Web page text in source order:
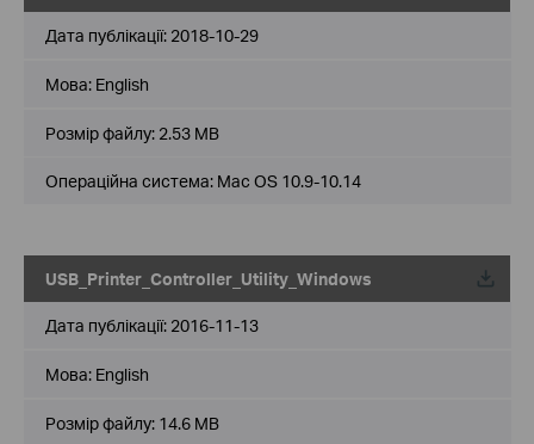
Дата публікації: 2018-10-29
Мова: English
Розмір файлу: 2.53 MB
Операційна система: Mac OS 10.9-10.14
USB_Printer_Controller_Utility_Windows
Дата публікації: 2016-11-13
Мова: English
Розмір файлу: 14.6 MB